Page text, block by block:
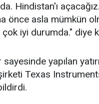
Hindistan'ı
önce asla mümkün
iyi durumda." diye
yapılan
Texas